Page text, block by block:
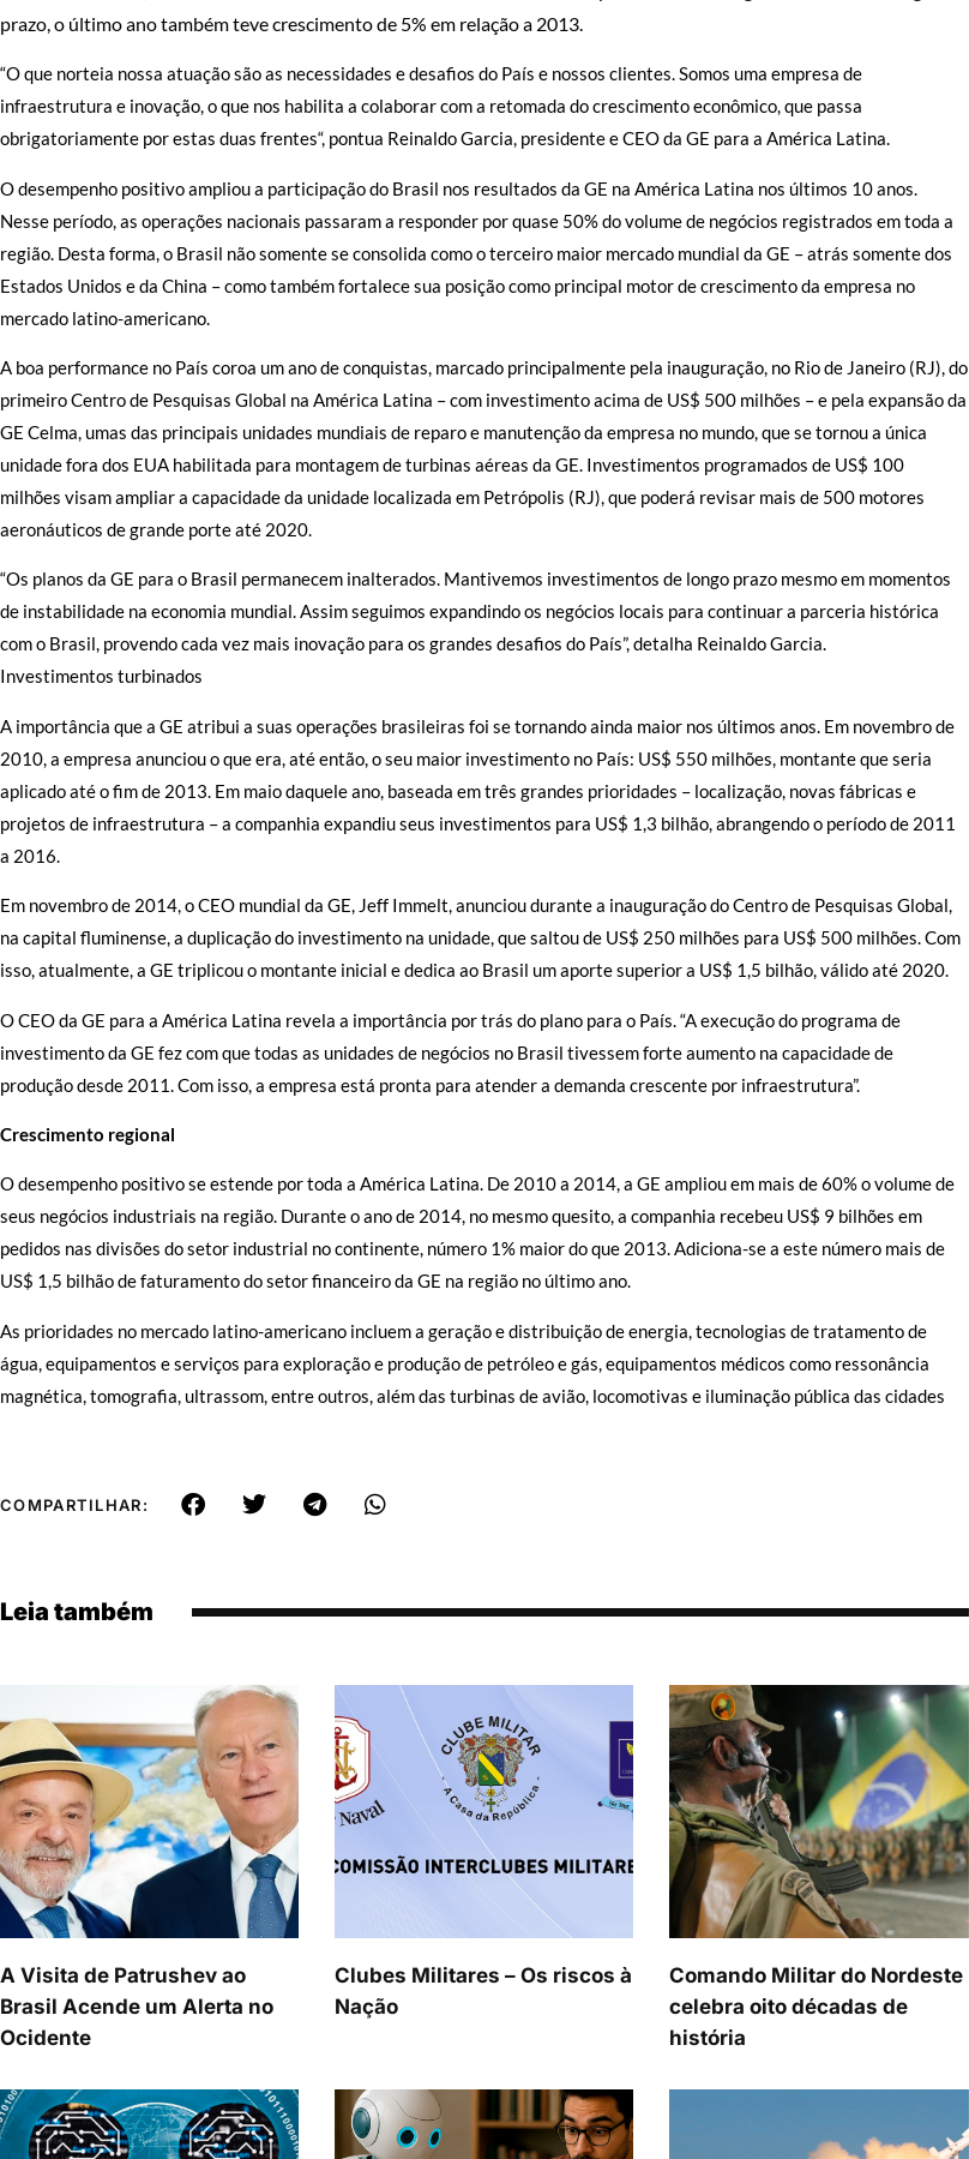
prazo, o último ano também teve crescimento de 5% em relação a 2013.
“O que norteia nossa atuação são as necessidades e desafios do País e nossos clientes. Somos uma empresa de
infraestrutura e inovação, o que nos habilita a colaborar com a retomada do crescimento econômico, que passa
obrigatoriamente por estas duas frentes“, pontua Reinaldo Garcia, presidente e CEO da GE para a América Latina.
O desempenho positivo ampliou a participação do Brasil nos resultados da GE na América Latina nos últimos 10 anos.
Nesse período, as operações nacionais passaram a responder por quase 50% do volume de negócios registrados em toda a
região. Desta forma, o Brasil não somente se consolida como o terceiro maior mercado mundial da GE – atrás somente dos
Estados Unidos e da China – como também fortalece sua posição como principal motor de crescimento da empresa no
mercado latino-americano.
A boa performance no País coroa um ano de conquistas, marcado principalmente pela inauguração, no Rio de Janeiro (RJ), do
primeiro Centro de Pesquisas Global na América Latina – com investimento acima de US$ 500 milhões – e pela expansão da
GE Celma, umas das principais unidades mundiais de reparo e manutenção da empresa no mundo, que se tornou a única
unidade fora dos EUA habilitada para montagem de turbinas aéreas da GE. Investimentos programados de US$ 100
milhões visam ampliar a capacidade da unidade localizada em Petrópolis (RJ), que poderá revisar mais de 500 motores
aeronáuticos de grande porte até 2020.
“Os planos da GE para o Brasil permanecem inalterados. Mantivemos investimentos de longo prazo mesmo em momentos
de instabilidade na economia mundial. Assim seguimos expandindo os negócios locais para continuar a parceria histórica
com o Brasil, provendo cada vez mais inovação para os grandes desafios do País”, detalha Reinaldo Garcia.
Investimentos turbinados
A importância que a GE atribui a suas operações brasileiras foi se tornando ainda maior nos últimos anos. Em novembro de
2010, a empresa anunciou o que era, até então, o seu maior investimento no País: US$ 550 milhões, montante que seria
aplicado até o fim de 2013. Em maio daquele ano, baseada em três grandes prioridades – localização, novas fábricas e
projetos de infraestrutura – a companhia expandiu seus investimentos para US$ 1,3 bilhão, abrangendo o período de 2011
a 2016.
Em novembro de 2014, o CEO mundial da GE, Jeff Immelt, anunciou durante a inauguração do Centro de Pesquisas Global,
na capital fluminense, a duplicação do investimento na unidade, que saltou de US$ 250 milhões para US$ 500 milhões. Com
isso, atualmente, a GE triplicou o montante inicial e dedica ao Brasil um aporte superior a US$ 1,5 bilhão, válido até 2020.
O CEO da GE para a América Latina revela a importância por trás do plano para o País. “A execução do programa de
investimento da GE fez com que todas as unidades de negócios no Brasil tivessem forte aumento na capacidade de
produção desde 2011. Com isso, a empresa está pronta para atender a demanda crescente por infraestrutura”.
Crescimento regional
O desempenho positivo se estende por toda a América Latina. De 2010 a 2014, a GE ampliou em mais de 60% o volume de
seus negócios industriais na região. Durante o ano de 2014, no mesmo quesito, a companhia recebeu US$ 9 bilhões em
pedidos nas divisões do setor industrial no continente, número 1% maior do que 2013. Adiciona-se a este número mais de
US$ 1,5 bilhão de faturamento do setor financeiro da GE na região no último ano.
As prioridades no mercado latino-americano incluem a geração e distribuição de energia, tecnologias de tratamento de
água, equipamentos e serviços para exploração e produção de petróleo e gás, equipamentos médicos como ressonância
magnética, tomografia, ultrassom, entre outros, além das turbinas de avião, locomotivas e iluminação pública das cidades
COMPARTILHAR:
Leia também
A Visita de Patrushev ao
Brasil Acende um Alerta no
Ocidente
Clubes Militares – Os riscos à
Nação
Comando Militar do Nordeste
celebra oito décadas de
história